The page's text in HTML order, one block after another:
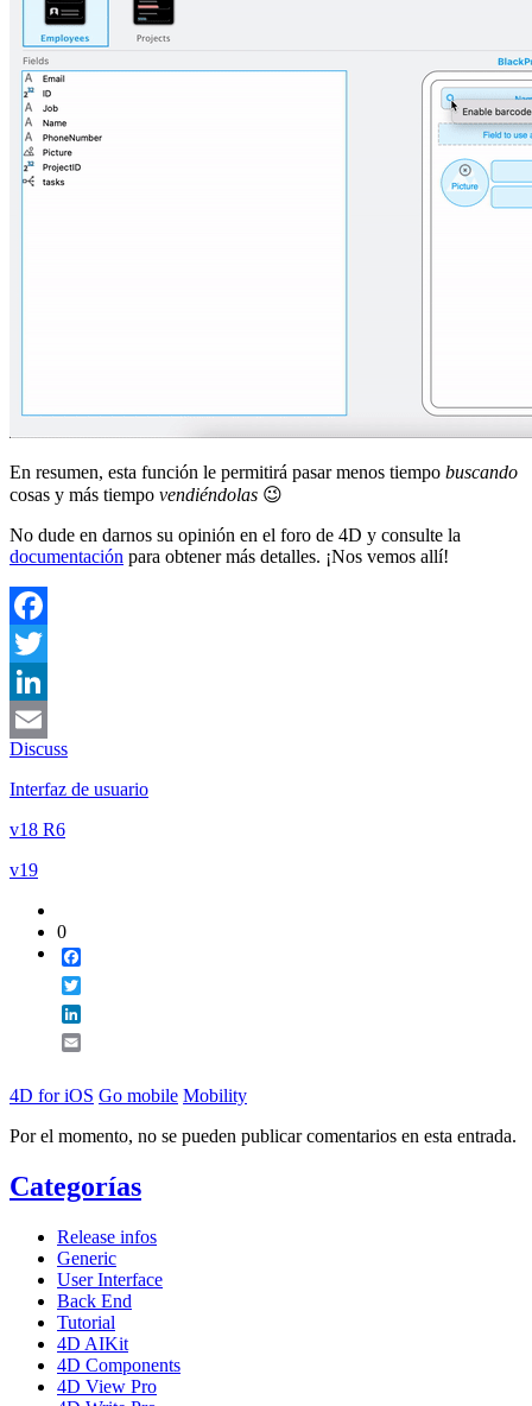
En resumen, esta función le permitirá pasar menos tiempo buscando
cosas y más tiempo vendiéndolas 😉
No dude en darnos su opinión en el foro de 4D y consulte la
documentación para obtener más detalles. ¡Nos vemos allí!
Facebook
Twitter
LinkedIn
Email
Discuss
Interfaz de usuario
v18 R6
v19
0
4D for iOS Go mobile Mobility
Por el momento, no se pueden publicar comentarios en esta entrada.
Categorías
Release infos
Generic
User Interface
Back End
Tutorial
4D AIKit
4D Components
4D View Pro